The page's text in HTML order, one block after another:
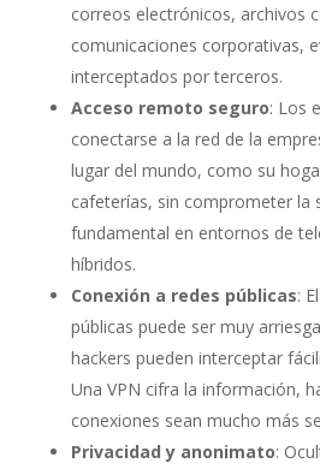
correos electrónicos, archivos
comunicaciones corporativas,
interceptados por terceros.
Acceso remoto seguro: Los
conectarse a la red de la
lugar del mundo, como su
cafeterías, sin comprometer la
fundamental en entornos de
híbridos.
Conexión a redes públicas:
públicas puede ser muy
hackers pueden interceptar
Una VPN cifra la información,
conexiones sean mucho más
Privacidad y anonimato: